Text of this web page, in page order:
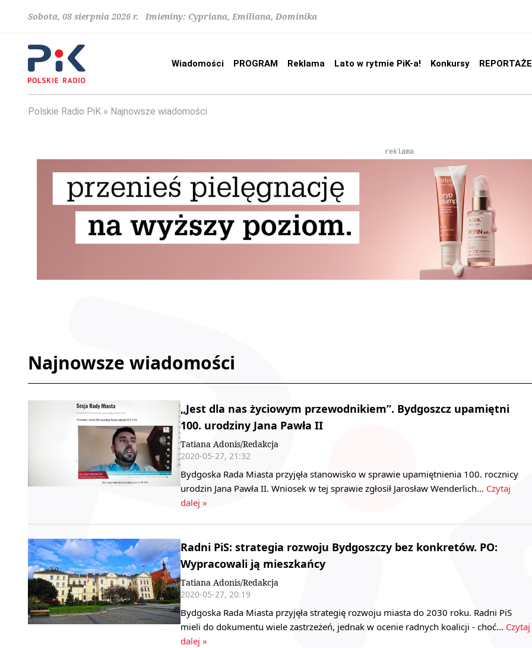
Sobota, 08 sierpnia 2026 r. Imieniny: Cypriana, Emiliana, Dominika
Wiadomości PROGRAM Reklama Lato w rytmie PiK-a! Konkursy REPORTAŻE
Polskie Radio PiK Najnowsze wiadomości
reklama
Najnowsze wiadomości
„Jest dla nas życiowym przewodnikiem”. Bydgoszcz upamiętni
100. urodziny Jana Pawła II
Tatiana Adonis/Redakcja
2020-05-27, 21:32
Bydgoska Rada Miasta przyjęła stanowisko w sprawie upamiętnienia 100. rocznicy
urodzin Jana Pawła II. Wniosek w tej sprawie zgłosił Jarosław Wenderlich… Czytaj
dalej »
Radni PiS: strategia rozwoju Bydgoszczy bez konkretów. PO:
Wypracowali ją mieszkańcy
Tatiana Adonis/Redakcja
2020-05-27, 20:19
Bydgoska Rada Miasta przyjęła strategię rozwoju miasta do 2030 roku. Radni PiS
mieli do dokumentu wiele zastrzeżeń, jednak w ocenie radnych koalicji - choć… Czytaj
dalej »